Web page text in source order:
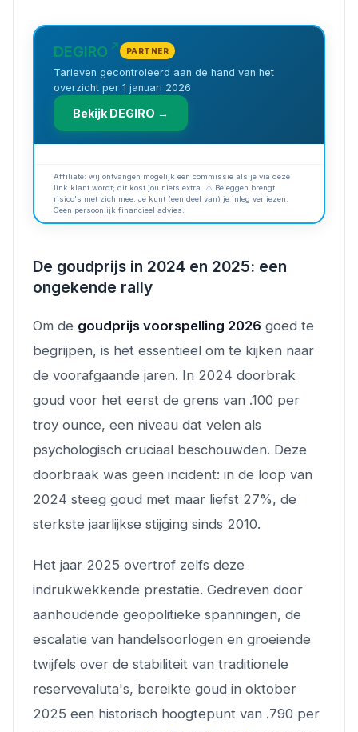
DEGIRO PARTNER
Tarieven gecontroleerd aan de hand van het
overzicht per 1 januari 2026
Bekijk DEGIRO →
Affiliate: wij ontvangen mogelijk een commissie als je via deze
link klant wordt; dit kost jou niets extra. ⚠️ Beleggen brengt
risico's met zich mee. Je kunt (een deel van) je inleg verliezen.
Geen persoonlijk financieel advies.
De goudprijs in 2024 en 2025: een
ongekende rally
Om de goudprijs voorspelling 2026 goed te
begrijpen, is het essentieel om te kijken naar
de voorafgaande jaren. In 2024 doorbrak
goud voor het eerst de grens van .100 per
troy ounce, een niveau dat velen als
psychologisch cruciaal beschouwden. Deze
doorbraak was geen incident: in de loop van
2024 steeg goud met maar liefst 27%, de
sterkste jaarlijkse stijging sinds 2010.
Het jaar 2025 overtrof zelfs deze
indrukwekkende prestatie. Gedreven door
aanhoudende geopolitieke spanningen, de
escalatie van handelsoorlogen en groeiende
twijfels over de stabiliteit van traditionele
reservevaluta's, bereikte goud in oktober
2025 een historisch hoogtepunt van .790 per